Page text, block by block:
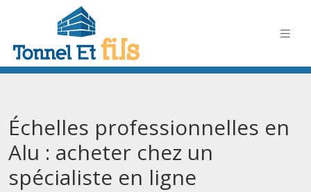
Échelles professionnelles en
Alu : acheter chez un
spécialiste en ligne